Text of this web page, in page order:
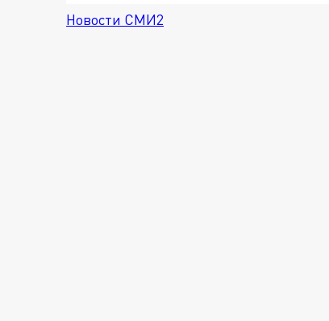
Новости СМИ2